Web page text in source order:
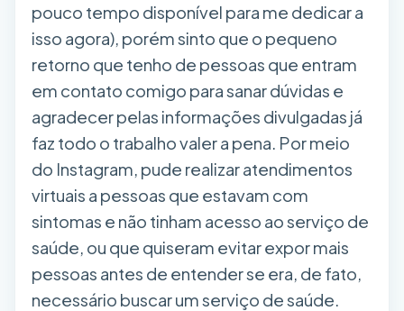
pouco tempo disponível para me dedicar a
isso agora), porém sinto que o pequeno
retorno que tenho de pessoas que entram
em contato comigo para sanar dúvidas e
agradecer pelas informações divulgadas já
faz todo o trabalho valer a pena. Por meio
do Instagram, pude realizar atendimentos
virtuais a pessoas que estavam com
sintomas e não tinham acesso ao serviço de
saúde, ou que quiseram evitar expor mais
pessoas antes de entender se era, de fato,
necessário buscar um serviço de saúde.